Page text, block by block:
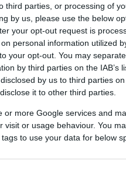
third parties, or processing of
by us, please use the below
your opt-out request is
personal information utilized
your opt-out. You may
by third parties on the IAB’s
by us to third parties
it to other third parties.
or more Google services and
or usage behaviour. You
to use your data for below
kép sajátja. Művész
személytelenek volta így
kompozíciós érzéke
élet esszenciáját.
tablókhoz
„Ha nincs
drámai hatásokat,
merevítette volna ki.
az idő szorításából,
Az így megszületett
Hitchcock.